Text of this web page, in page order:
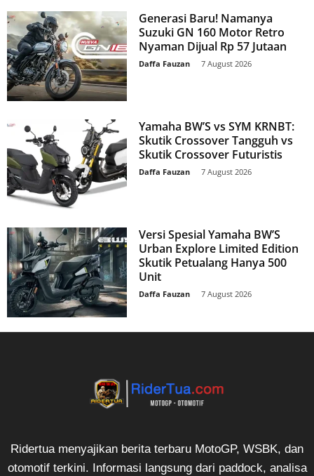
Generasi Baru! Namanya
Suzuki GN 160 Motor Retro
Nyaman Dijual Rp 57 Jutaan
Daffa Fauzan 7 August 2026
Yamaha BW’S vs SYM KRNBT:
Skutik Crossover Tangguh vs
Skutik Crossover Futuristis
Daffa Fauzan 7 August 2026
Versi Spesial Yamaha BW’S
Urban Explore Limited Edition
Skutik Petualang Hanya 500
Unit
Daffa Fauzan 7 August 2026
Ridertua menyajikan berita terbaru MotoGP, WSBK, dan
otomotif terkini. Informasi langsung dari paddock, analisa